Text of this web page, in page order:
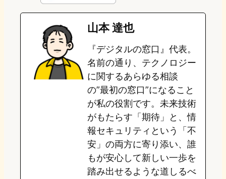
e
t
o
o
n
e
s
k
e
b
o
o
k
e
a
山本 達也
『デジタルの窓口』代表。
名前の通り、テクノロジー
に関するあらゆる相談
の”最初の窓口”になること
が私の役割です。未来技術
がもたらす「期待」と、情
報セキュリティという「不
安」の両方に寄り添い、誰
もが安心して新しい一歩を
踏み出せるような道しるべ